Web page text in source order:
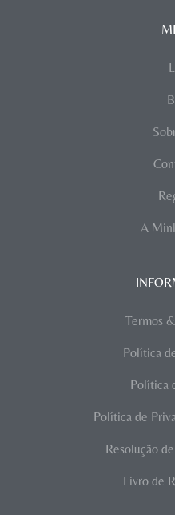
A
Termos
Política
Política
Política de
Resolução
Livro de